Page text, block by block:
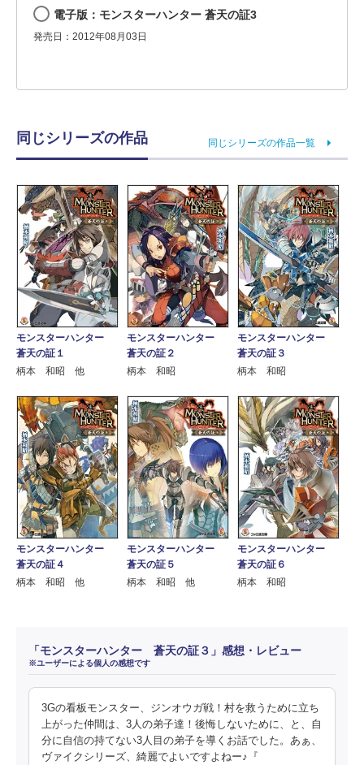
電子版：モンスターハンター 蒼天の証3
発売日：2012年08月03日
同じシリーズの作品 同じシリーズの作品一覧
モンスターハンター
蒼天の証１
柄本 和昭 他
モンスターハンター
蒼天の証２
柄本 和昭
モンスターハンター
蒼天の証３
柄本 和昭
モンスターハンター
蒼天の証４
柄本 和昭 他
モンスターハンター
蒼天の証５
柄本 和昭 他
モンスターハンター
蒼天の証６
柄本 和昭
「モンスターハンター 蒼天の証３」感想・レビュー
※ユーザーによる個人の感想です
3Gの看板モンスター、ジンオウガ戦！村を救うために立ち
上がった仲間は、3人の弟子達！後悔しないために、と、自
分に自信の持てない3人目の弟子を導くお話でした。あぁ、
ヴァイクシリーズ、綺麗でよいですよねー♪『